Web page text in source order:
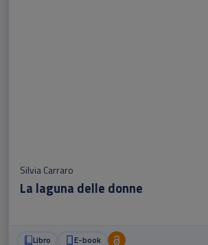
Silvia Carraro
La laguna delle donne
Libro E-book